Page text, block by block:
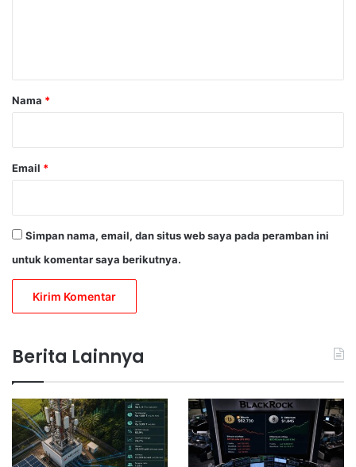
rNama *
Email *
Simpan nama, email, dan situs web saya pada peramban ini
untuk komentar saya berikutnya.
Berita Lainnya